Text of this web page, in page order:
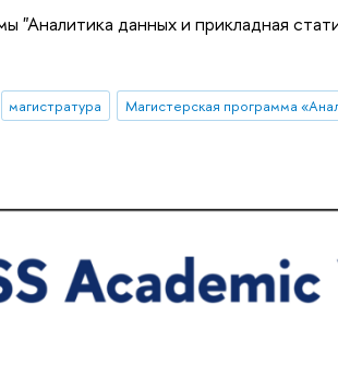
"Аналитика данных и прикладная
магистратура